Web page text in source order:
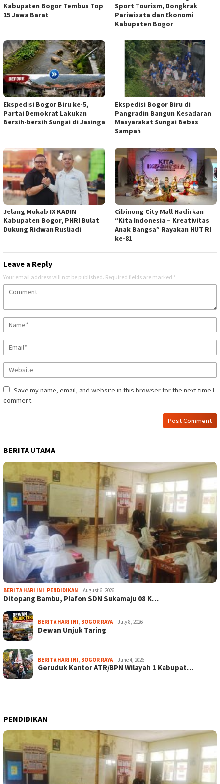
Kabupaten Bogor Tembus Top
15 Jawa Barat
Sport Tourism, Dongkrak
Pariwisata dan Ekonomi
Kabupaten Bogor
Ekspedisi Bogor Biru ke-5,
Partai Demokrat Lakukan
Bersih-bersih Sungai di Jasinga
Ekspedisi Bogor Biru di
Pangradin Bangun Kesadaran
Masyarakat Sungai Bebas
Sampah
Jelang Mukab IX KADIN
Kabupaten Bogor, PHRI Bulat
Dukung Ridwan Rusliadi
Cibinong City Mall Hadirkan
“Kita Indonesia – Kreativitas
Anak Bangsa” Rayakan HUT RI
ke-81
Leave a Reply
Your email address will not be published. Required fields are marked *
Save my name, email, and website in this browser for the next time I
comment.
BERITA UTAMA
BERITA HARI INI PENDIDIKAN August 6, 2026
Ditopang Bambu, Plafon SDN Sukamaju 08 K…
BERITA HARI INI BOGOR RAYA July 8, 2026
Dewan Unjuk Taring
BERITA HARI INI BOGOR RAYA June 4, 2026
Geruduk Kantor ATR/BPN Wilayah 1 Kabupat…
PENDIDIKAN